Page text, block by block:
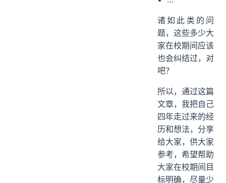
诸如此类的问
题，这些多少大
家在校期间应该
也会纠结过，对
吧？
所以，通过这篇
文章，我把自己
四年走过来的经
历和想法，分享
给大家，供大家
参考，希望帮助
大家在校期间目
标明确，尽量少